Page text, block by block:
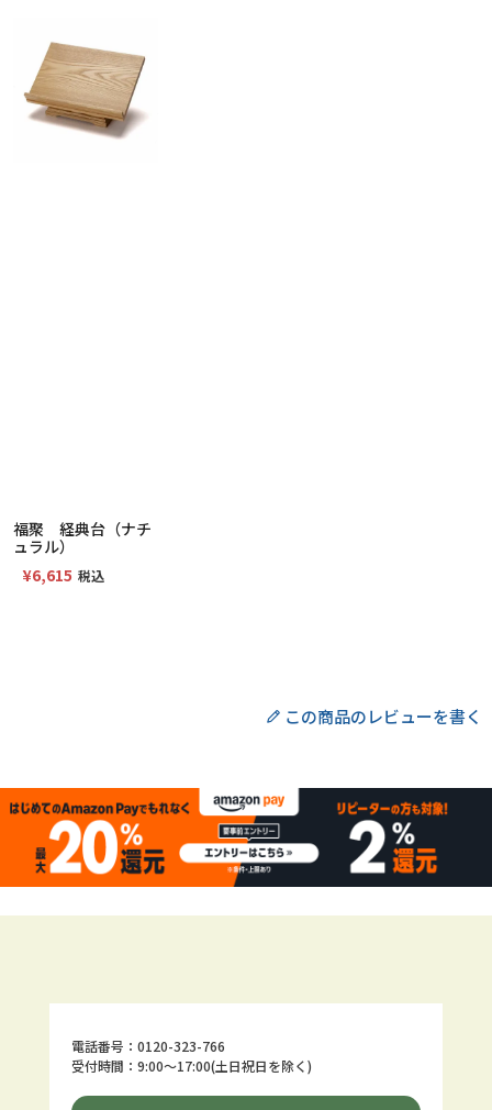
福聚 経典台（ナチ
ュラル）
¥6,615 税込
電話番号：0120-323-766
受付時間：9:00～17:00(土日祝日を除く)